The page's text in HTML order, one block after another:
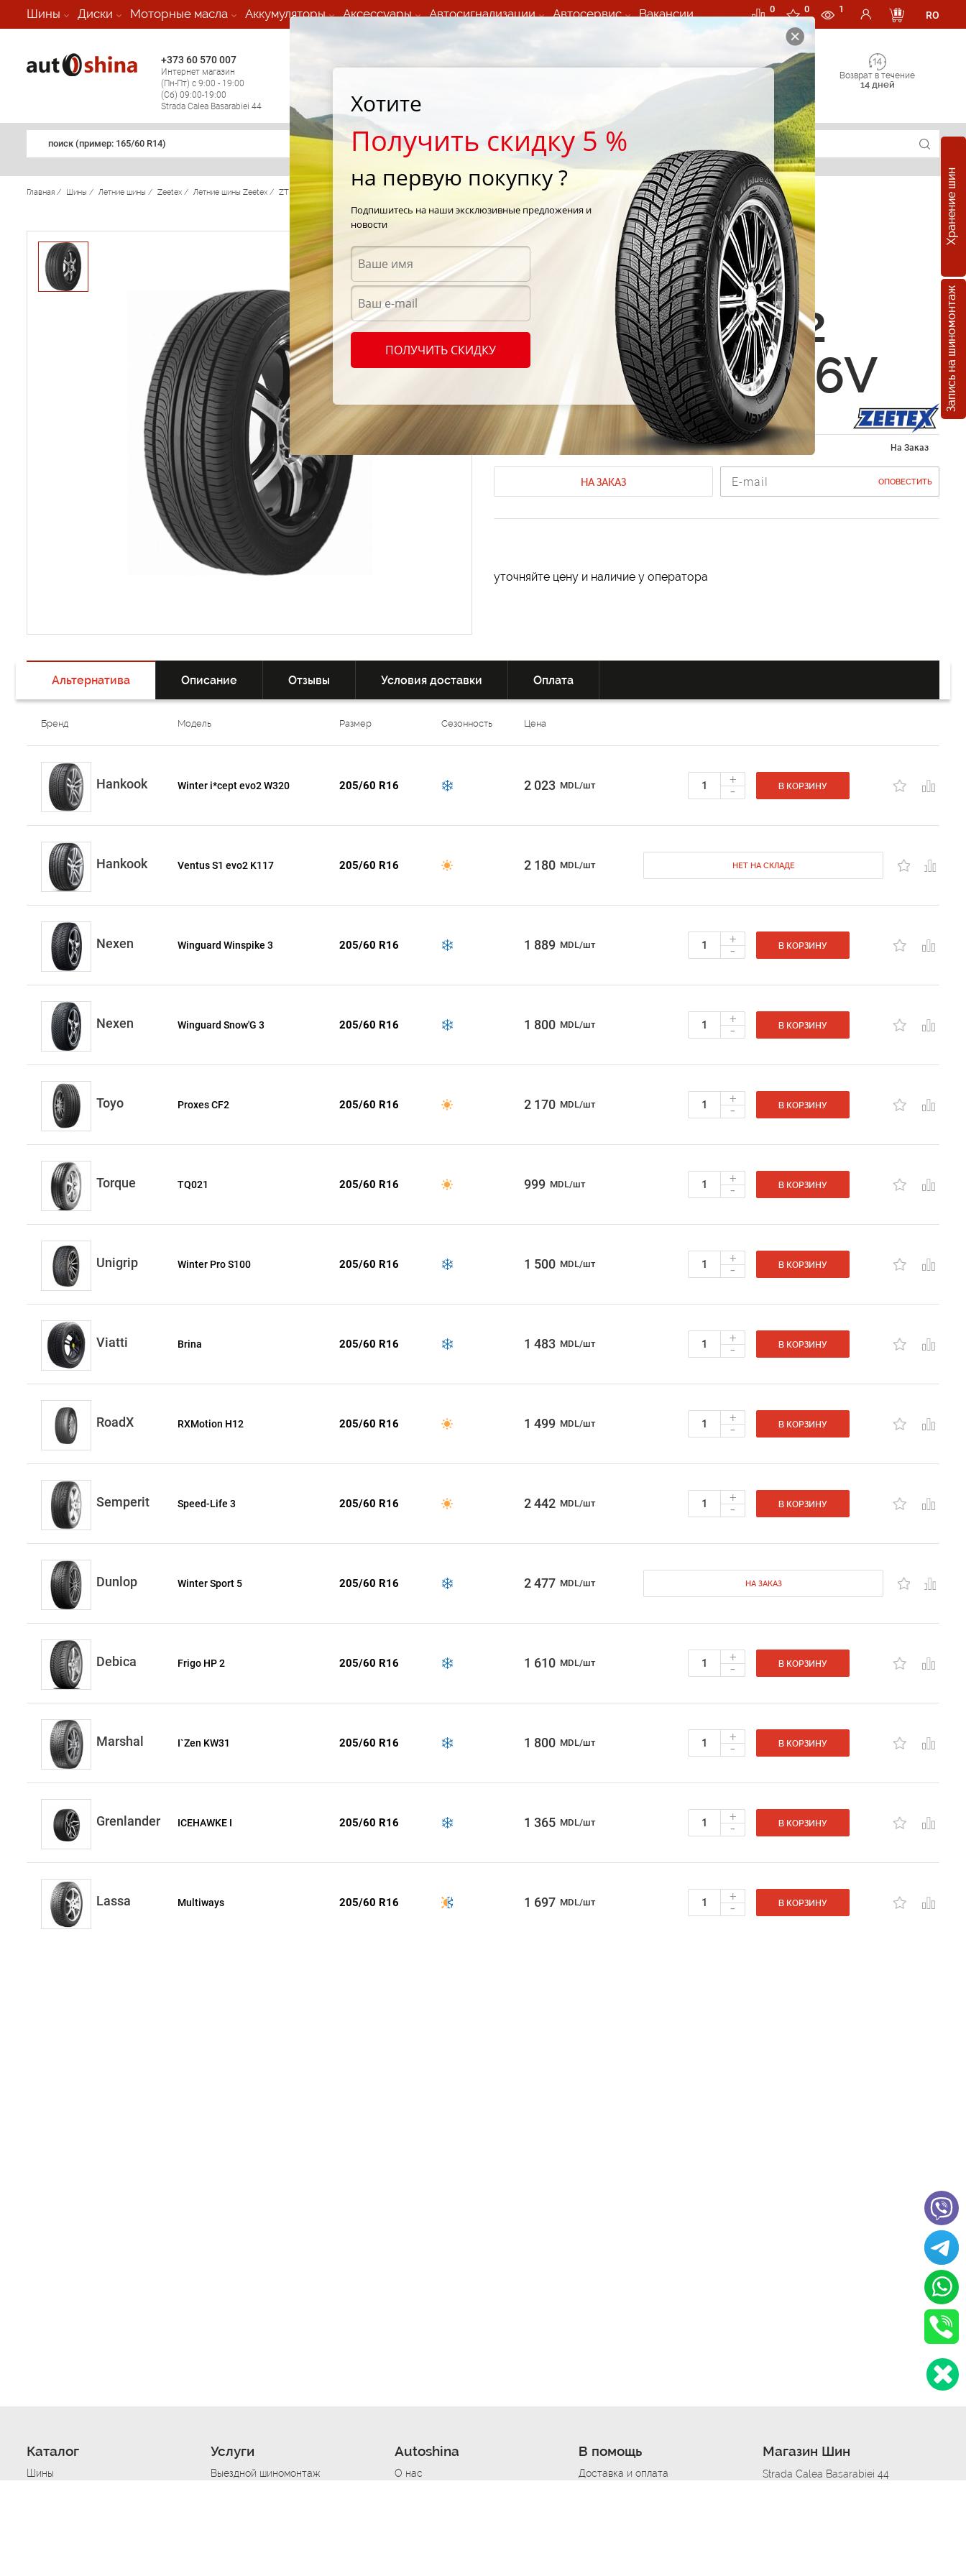
Шины Диски Моторные масла Аккумуляторы Аксессуары Автосигнализации Автосервис Вакансии 0 0 1
RO
+373 60 570 007
Интернет магазин
(Пн-Пт) с 9:00 - 19:00
(Сб) 09:00-19:00
Strada Calea Basarabiei 44
Мобильный шиномонтаж 24/7
Возврат в течение
14 дней
поиск (примеp: 165/60 R14)
Хранение шин
Запись на шиномонтаж
Главная / Шины / Летние шины / Zeetex / Летние шины Zeetex / ZT 102/ Zeetex ZT 102 205/60 R16 96V
Летние шины
Zeetex ZT 102
205/60 R16 96V
Летние шины Zeetex Летние шины 205/60 R16
Код продукта: AT-8030 На Заказ
НА ЗАКАЗ ОПОВЕСТИТЬ
уточняйте цену и наличие у оператора
Альтернатива Описание Отзывы Условия доставки Оплата
Бренд Модель Размер Сезонность Цена
Hankook Winter i*cept evo2 W320 205/60 R16 2 023 MDL/шт +
- В КОРЗИНУ
Hankook Ventus S1 evo2 K117 205/60 R16 2 180 MDL/шт НЕТ НА СКЛАДЕ
Nexen Winguard Winspike 3 205/60 R16 1 889 MDL/шт +
- В КОРЗИНУ
Nexen Winguard Snow'G 3 205/60 R16 1 800 MDL/шт +
- В КОРЗИНУ
Toyo Proxes CF2 205/60 R16 2 170 MDL/шт +
- В КОРЗИНУ
Torque TQ021 205/60 R16 999 MDL/шт +
- В КОРЗИНУ
Unigrip Winter Pro S100 205/60 R16 1 500 MDL/шт +
- В КОРЗИНУ
Viatti Brina 205/60 R16 1 483 MDL/шт +
- В КОРЗИНУ
RoadX RXMotion H12 205/60 R16 1 499 MDL/шт +
- В КОРЗИНУ
Semperit Speed-Life 3 205/60 R16 2 442 MDL/шт +
- В КОРЗИНУ
Dunlop Winter Sport 5 205/60 R16 2 477 MDL/шт НА ЗАКАЗ
Debica Frigo HP 2 205/60 R16 1 610 MDL/шт +
- В КОРЗИНУ
Marshal I`Zen KW31 205/60 R16 1 800 MDL/шт +
- В КОРЗИНУ
Grenlander ICEHAWKE I 205/60 R16 1 365 MDL/шт +
- В КОРЗИНУ
Lassa Multiways 205/60 R16 1 697 MDL/шт +
- В КОРЗИНУ
Каталог
Шины
Услуги
Выездной шиномонтаж
Autoshina
О нас
В помощь
Доставка и оплата
Магазин Шин
Strada Calea Basarabiei 44
Хотите
Получить скидку 5 %
на первую покупку ?
Подпишитесь на наши эксклюзивные предложения и
новости
ПОЛУЧИТЬ СКИДКУ